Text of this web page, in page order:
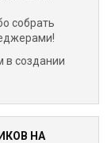
собрать
в создании
НА